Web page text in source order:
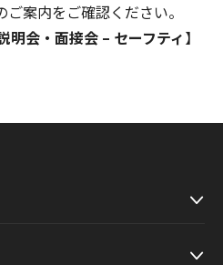
案内をご確認ください。
明会・面接会 – セーフティ】